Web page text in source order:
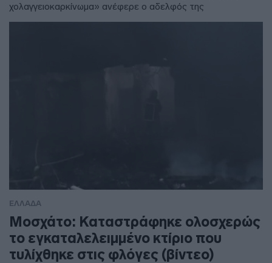
χολαγγειοκαρκίνωμα» ανέφερε ο αδελφός της
ΕΛΛΑΔΑ
Μοσχάτο: Καταστράφηκε ολοσχερώς
το εγκαταλελειμμένο κτίριο που
τυλίχθηκε στις φλόγες (βίντεο)